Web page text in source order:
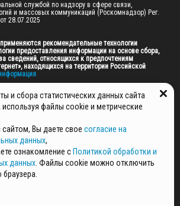
службой по надзору в сфере связи,
и массовых коммуникаций (Роскомнадзор) Рег.
28.07.2025
рекомендательные технологии
предоставления информации на основе сбора,
сведений, относящихся к предпочтениям
находящихся на территории Российской
САЙТА ПРИНАДЛЕЖАТ ГАУ МО "ЦИФРОВЫЕ
И ЗАЩИТЫ ПЕРСОНАЛЬНЫХ ДАННЫХ
и сбора статистических данных сайта
файлы cookie и метрические
Вы даете свое согласие на
данных,
ознакомление с Политикой обработки и
данных . Файлы cookie можно отключить